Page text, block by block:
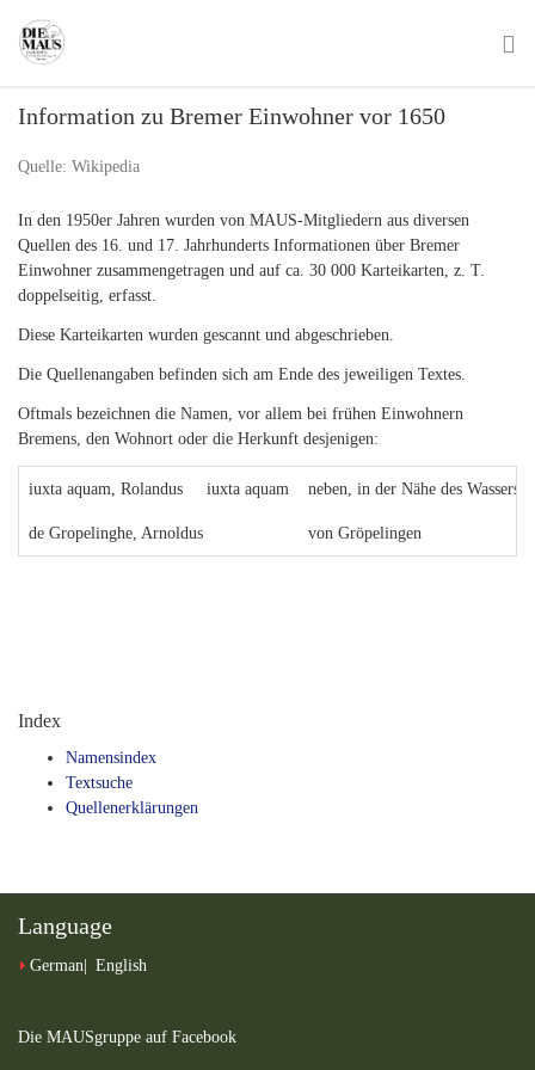
main
Information zu Bremer Einwohner vor 1650
Quelle: Wikipedia
In den 1950er Jahren wurden von MAUS-Mitgliedern aus diversen
Quellen des 16. und 17. Jahrhunderts Informationen über Bremer
Einwohner zusammengetragen und auf ca. 30 000 Karteikarten, z. T.
doppelseitig, erfasst.
Diese Karteikarten wurden gescannt und abgeschrieben.
Die Quellenangaben befinden sich am Ende des jeweiligen Textes.
Oftmals bezeichnen die Namen, vor allem bei frühen Einwohnern
Bremens, den Wohnort oder die Herkunft desjenigen:
iuxta aquam, Rolandus iuxta aquam neben, in der Nähe des Wassers
de Gropelinghe, Arnoldus von Gröpelingen
Index
Namensindex
Textsuche
Quellenerklärungen
Language
German English
Die MAUSgruppe auf Facebook